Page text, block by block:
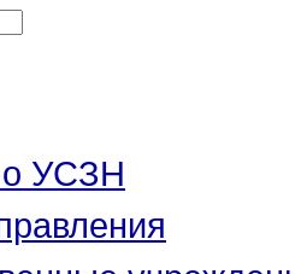
УСЗН